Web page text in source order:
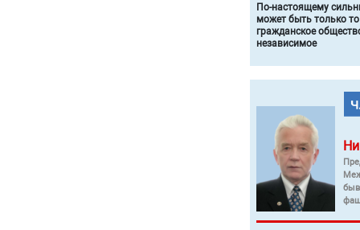
По-настоящему
может быть только
гражданское
независимое